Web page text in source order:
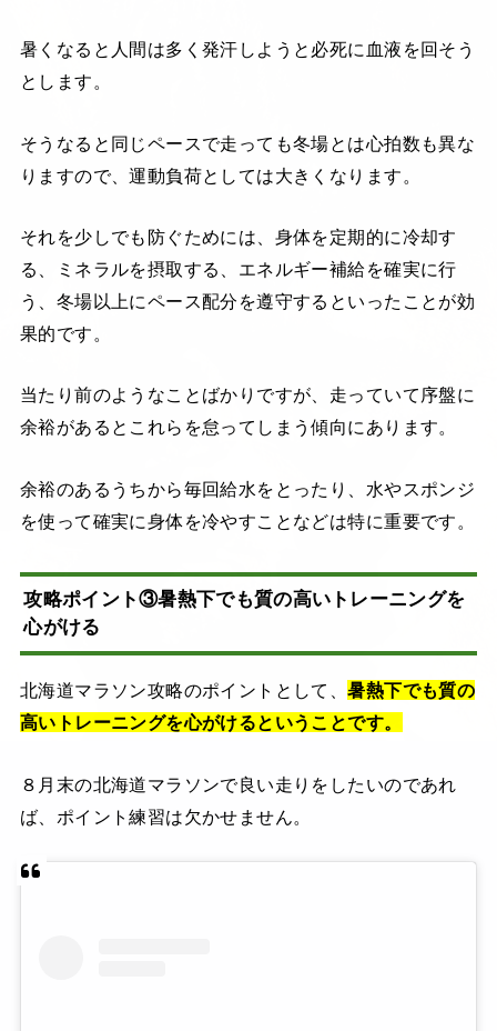
暑くなると人間は多く発汗しようと必死に血液を回そう
とします。
そうなると同じペースで走っても冬場とは心拍数も異な
りますので、運動負荷としては大きくなります。
それを少しでも防ぐためには、身体を定期的に冷却す
る、ミネラルを摂取する、エネルギー補給を確実に行
う、冬場以上にペース配分を遵守するといったことが効
果的です。
当たり前のようなことばかりですが、走っていて序盤に
余裕があるとこれらを怠ってしまう傾向にあります。
余裕のあるうちから毎回給水をとったり、水やスポンジ
を使って確実に身体を冷やすことなどは特に重要です。
攻略ポイント③暑熱下でも質の高いトレーニングを
心がける
北海道マラソン攻略のポイントとして、暑熱下でも質の
高いトレーニングを心がけるということです。
８月末の北海道マラソンで良い走りをしたいのであれ
ば、ポイント練習は欠かせません。